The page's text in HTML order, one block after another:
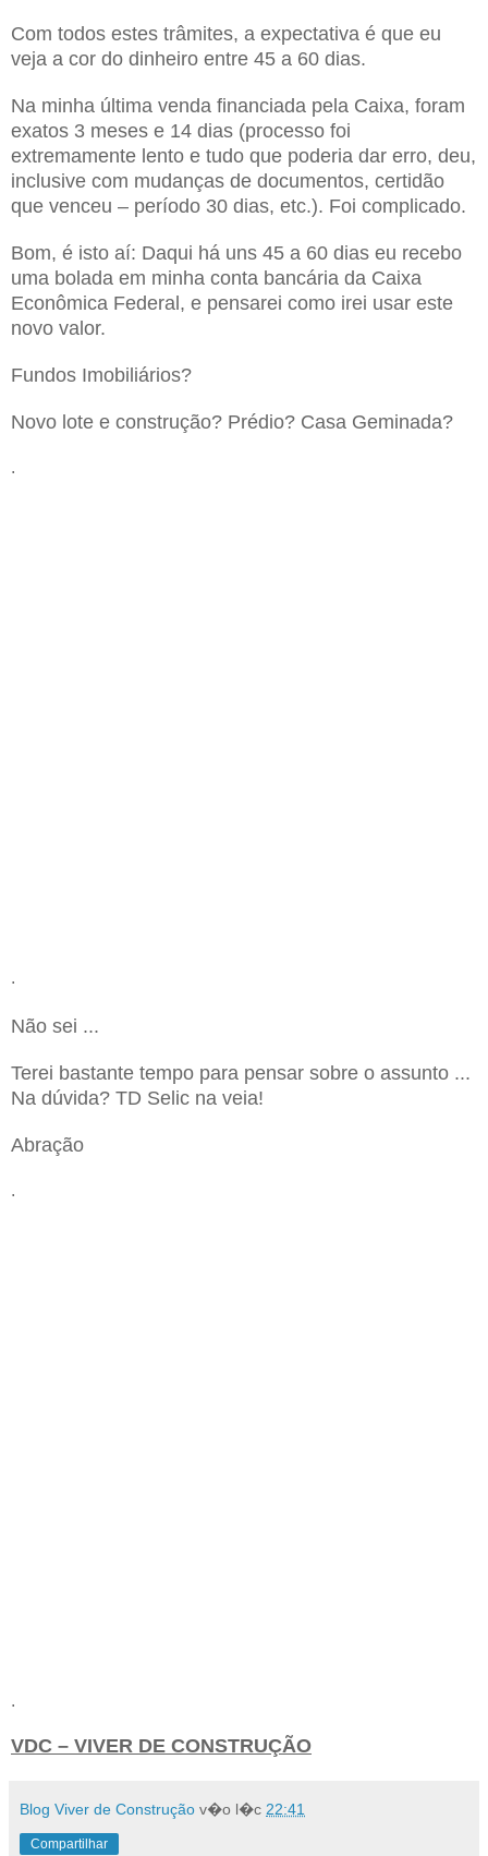
Com todos estes trâmites, a expectativa é que eu
veja a cor do dinheiro entre 45 a 60 dias.
Na minha última venda financiada pela Caixa, foram
exatos 3 meses e 14 dias (processo foi
extremamente lento e tudo que poderia dar erro, deu,
inclusive com mudanças de documentos, certidão
que venceu – período 30 dias, etc.). Foi complicado.
Bom, é isto aí: Daqui há uns 45 a 60 dias eu recebo
uma bolada em minha conta bancária da Caixa
Econômica Federal, e pensarei como irei usar este
novo valor.
Fundos Imobiliários?
Novo lote e construção? Prédio? Casa Geminada?
.
.
Não sei ...
Terei bastante tempo para pensar sobre o assunto ...
Na dúvida? TD Selic na veia!
Abração
.
.
VDC – VIVER DE CONSTRUÇÃO
Blog Viver de Construção v�o l�c 22:41
Compartilhar